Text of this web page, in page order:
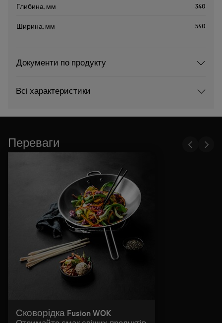
Глибина, мм 340
Ширина, мм 540
Документи по продукту
Всі характеристики
Переваги
Сковорідка Fusion WOK